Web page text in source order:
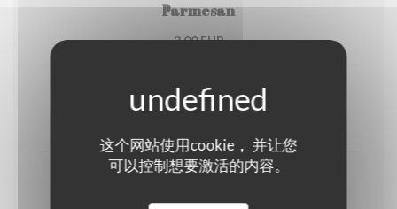
这个网站使用cookie， 并让您
可以控制想要激活的内容。
Parmesan
3,00 EUR
Burrata